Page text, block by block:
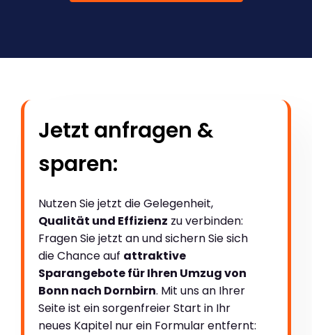
Jetzt anfragen &
sparen:
Nutzen Sie jetzt die Gelegenheit,
Qualität und Effizienz zu verbinden:
Fragen Sie jetzt an und sichern Sie sich
die Chance auf attraktive
Sparangebote für Ihren Umzug von
Bonn nach Dornbirn. Mit uns an Ihrer
Seite ist ein sorgenfreier Start in Ihr
neues Kapitel nur ein Formular entfernt: